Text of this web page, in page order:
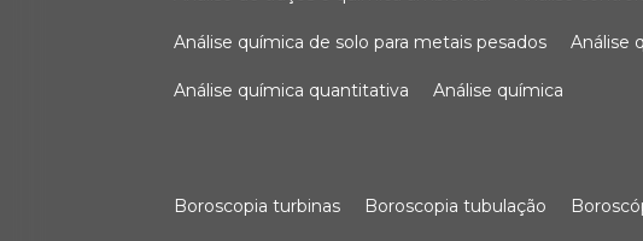
análise química de solo para metais pesados
análise química quantitativa análise química
boroscopia turbinas boroscopia tubulação